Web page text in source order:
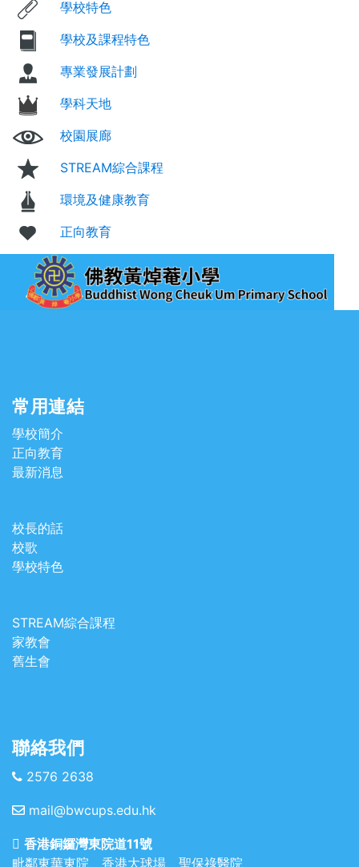
學校特色
學校及課程特色
專業發展計劃
學科天地
校園展廊
STREAM綜合課程
環境及健康教育
正向教育
常用連結
學校簡介
正向教育
最新消息
校長的話
校歌
學校特色
STREAM綜合課程
家教會
舊生會
聯絡我們
2576 2638
mail@bwcups.edu.hk
香港銅鑼灣東院道11號
毗鄰東華東院、香港大球場、聖保祿醫院